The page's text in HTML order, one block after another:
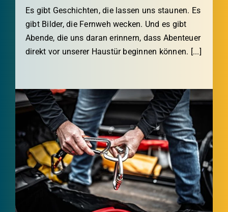
Es gibt Geschichten, die lassen uns staunen. Es
gibt Bilder, die Fernweh wecken. Und es gibt
Abende, die uns daran erinnern, dass Abenteuer
direkt vor unserer Haustür beginnen können. [...]